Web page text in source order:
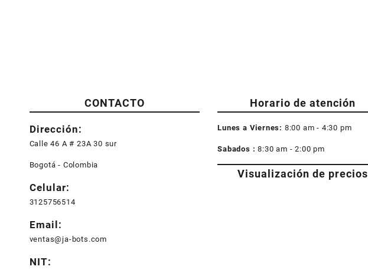
CONTACTO
Dirección:
Calle 46 A # 23A 30 sur
Bogotá - Colombia
Celular:
3125756514
Email:
ventas@ja-bots.com
NIT:
Horario de atención
Lunes a Viernes: 8:00 am - 4:30 pm
Sabados :8:30 am - 2:00 pm
Visualización de precios